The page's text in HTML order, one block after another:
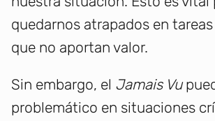
quedarnos atrapados en
que no aportan valor.
Sin embargo, el Jamais Vu
problemático en situaciones